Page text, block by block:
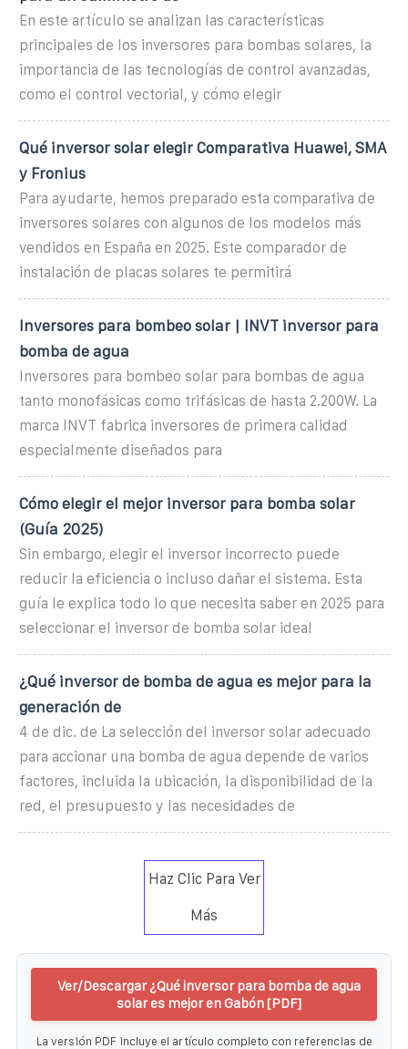
En este artículo se analizan las características
principales de los inversores para bombas solares, la
importancia de las tecnologías de control avanzadas,
como el control vectorial, y cómo elegir
Qué inversor solar elegir Comparativa Huawei, SMA
y Fronius
Para ayudarte, hemos preparado esta comparativa de
inversores solares con algunos de los modelos más
vendidos en España en 2025. Este comparador de
instalación de placas solares te permitirá
Inversores para bombeo solar | INVT inversor para
bomba de agua
Inversores para bombeo solar para bombas de agua
tanto monofásicas como trifásicas de hasta 2.200W. La
marca INVT fabrica inversores de primera calidad
especialmente diseñados para
Cómo elegir el mejor inversor para bomba solar
(Guía 2025)
Sin embargo, elegir el inversor incorrecto puede
reducir la eficiencia o incluso dañar el sistema. Esta
guía le explica todo lo que necesita saber en 2025 para
seleccionar el inversor de bomba solar ideal
¿Qué inversor de bomba de agua es mejor para la
generación de
4 de dic. de La selección del inversor solar adecuado
para accionar una bomba de agua depende de varios
factores, incluida la ubicación, la disponibilidad de la
red, el presupuesto y las necesidades de
Haz Clic Para Ver
Más
Ver/Descargar ¿Qué inversor para bomba de agua
solar es mejor en Gabón [PDF]
La versión PDF incluye el artículo completo con referencias de